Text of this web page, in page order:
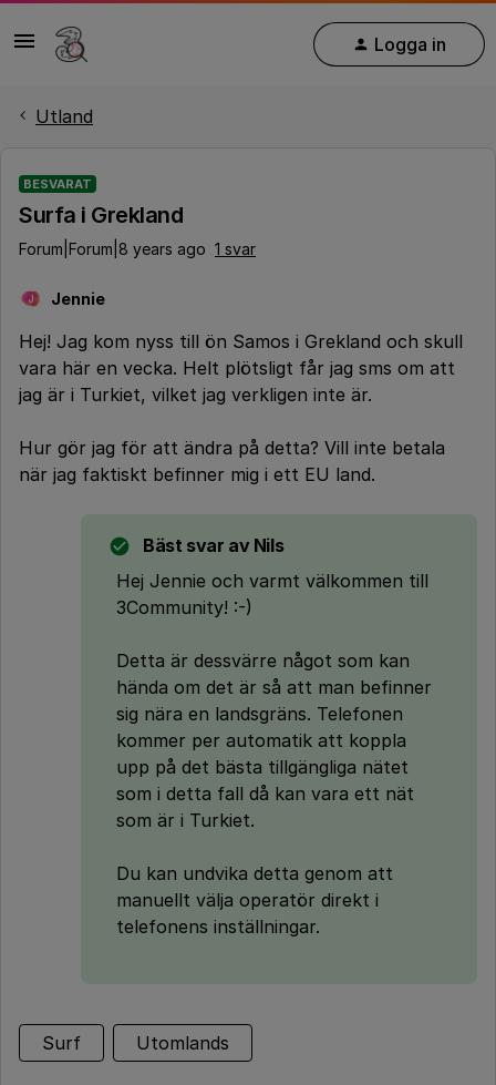
Logga in
Utland
BESVARAT
Surfa i Grekland
Forum|Forum|8 years ago 1 svar
J Jennie
Hej! Jag kom nyss till ön Samos i Grekland och skull
vara här en vecka. Helt plötsligt får jag sms om att
jag är i Turkiet, vilket jag verkligen inte är.
Hur gör jag för att ändra på detta? Vill inte betala
när jag faktiskt befinner mig i ett EU land.
Bäst svar av Nils
Hej Jennie och varmt välkommen till
3Community! :-)
Detta är dessvärre något som kan
hända om det är så att man befinner
sig nära en landsgräns. Telefonen
kommer per automatik att koppla
upp på det bästa tillgängliga nätet
som i detta fall då kan vara ett nät
som är i Turkiet.
Du kan undvika detta genom att
manuellt välja operatör direkt i
telefonens inställningar.
Surf Utomlands